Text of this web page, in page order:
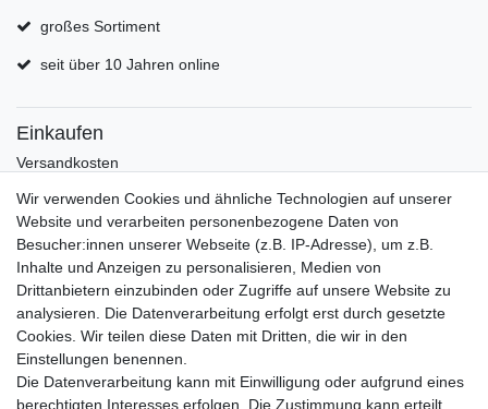
großes Sortiment
seit über 10 Jahren online
Einkaufen
Versandkosten
Hilfe
Informationen
Batterieverordnung
Über uns
Garantie Paella/Allgrill
Garantie Autohome
Wir verwenden Cookies und ähnliche Technologien auf unserer
Website und verarbeiten personenbezogene Daten von
Besucher:innen unserer Webseite (z.B. IP-Adresse), um z.B.
Inhalte und Anzeigen zu personalisieren, Medien von
Drittanbietern einzubinden oder Zugriffe auf unsere Website zu
analysieren. Die Datenverarbeitung erfolgt erst durch gesetzte
Cookies. Wir teilen diese Daten mit Dritten, die wir in den
Einstellungen benennen.
Die Datenverarbeitung kann mit Einwilligung oder aufgrund eines
berechtigten Interesses erfolgen. Die Zustimmung kann erteilt